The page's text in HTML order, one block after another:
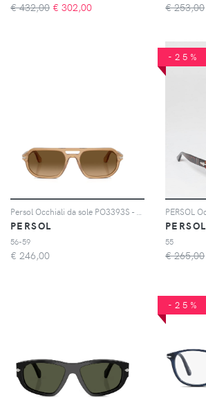
€ 432,00 € 302,00 € 253,00
PERSOL
56-59
€ 246,00
-25%
PERSOL
55
€ 265,00
-25%